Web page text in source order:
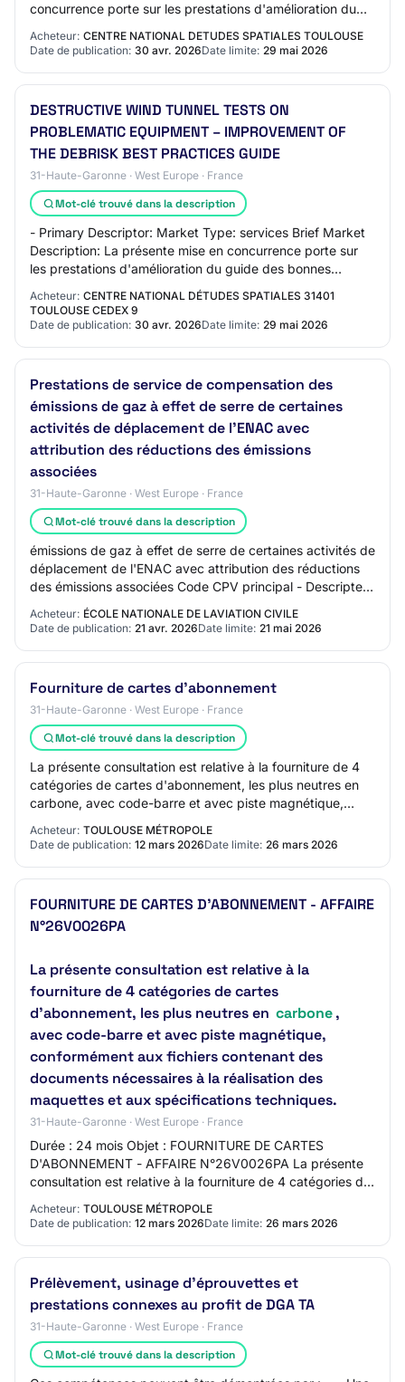
concurrence porte sur les prestations d'amélioration du
Acheteur: CENTRE NATIONAL DETUDES SPATIALES TOULOUSE
Date de publication: 30 avr. 2026Date limite: 29 mai 2026
DESTRUCTIVE WIND TUNNEL TESTS ON
PROBLEMATIC EQUIPMENT – IMPROVEMENT OF
THE DEBRISK BEST PRACTICES GUIDE
31-Haute-Garonne · West Europe · France
Mot-clé trouvé dans la description
- Primary Descriptor: Market Type: services Brief Market
Description: La présente mise en concurrence porte sur
les prestations d'amélioration du guide des bonnes
pratiques DEBRISK par l’intermédiair…
Acheteur: CENTRE NATIONAL DÉTUDES SPATIALES 31401
TOULOUSE CEDEX 9
Date de publication: 30 avr. 2026Date limite: 29 mai 2026
Prestations de service de compensation des
émissions de gaz à effet de serre de certaines
activités de déplacement de l'ENAC avec
attribution des réductions des émissions
associées
31-Haute-Garonne · West Europe · France
Mot-clé trouvé dans la description
émissions de gaz à effet de serre de certaines activités de
déplacement de l'ENAC avec attribution des réductions
des émissions associées Code CPV principal - Descripteur
principal: Type de marché: S…
Acheteur: ÉCOLE NATIONALE DE LAVIATION CIVILE
Date de publication: 21 avr. 2026Date limite: 21 mai 2026
Fourniture de cartes d'abonnement
31-Haute-Garonne · West Europe · France
Mot-clé trouvé dans la description
La présente consultation est relative à la fourniture de 4
catégories de cartes d'abonnement, les plus neutres en
carbone, avec code-barre et avec piste magnétique,
conformément aux fichiers contenan…
Acheteur: TOULOUSE MÉTROPOLE
Date de publication: 12 mars 2026Date limite: 26 mars 2026
FOURNITURE DE CARTES D'ABONNEMENT - AFFAIRE
N°26V0026PA
La présente consultation est relative à la
fourniture de 4 catégories de cartes
d'abonnement, les plus neutres en carbone,
avec code-barre et avec piste magnétique,
conformément aux fichiers contenant des
documents nécessaires à la réalisation des
maquettes et aux spécifications techniques.
31-Haute-Garonne · West Europe · France
Durée : 24 mois Objet : FOURNITURE DE CARTES
D'ABONNEMENT - AFFAIRE N°26V0026PA La présente
consultation est relative à la fourniture de 4 catégories de
cartes d'abonnement, les plus neutres en carbo…
Acheteur: TOULOUSE MÉTROPOLE
Date de publication: 12 mars 2026Date limite: 26 mars 2026
Prélèvement, usinage d’éprouvettes et
prestations connexes au profit de DGA TA
31-Haute-Garonne · West Europe · France
Mot-clé trouvé dans la description